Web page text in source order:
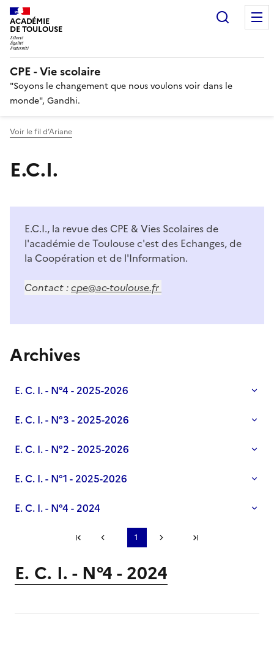
ACADÉMIE
DE TOULOUSE
CPE - Vie scolaire
"Soyons le changement que nous voulons voir dans le
monde", Gandhi.
Voir le fil d’Ariane
E.C.I.
E.C.I., la revue des CPE & Vies Scolaires de
l'académie de Toulouse c'est des Echanges, de
la Coopération et de l'Information.
Contact :cpe@ac-toulouse.fr
Archives
E. C. I. - N°4 - 2025-2026
E. C. I. - N°3 - 2025-2026
E. C. I. - N°2 - 2025-2026
E. C. I. - N°1 - 2025-2026
E. C. I. - N°4 - 2024
Première page
Page précédente
1
Page suivanteDernière page
S'abonner à Accordéon
E. C. I. - N°4 - 2024